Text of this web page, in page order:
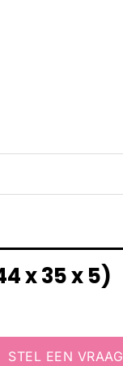
x 35 x 5)
STEL EEN VRAAG